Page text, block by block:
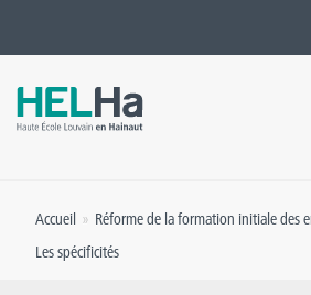
Formation continue et
Accueil » Réforme de la formation initiale des
Les spécificités